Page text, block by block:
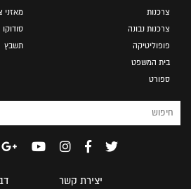
צרכנות
צרכנות נבונה
פופוליטיקה
בית המשפט
ספורט
מאזני
סודוקו
תשבץ
יצירת קשר